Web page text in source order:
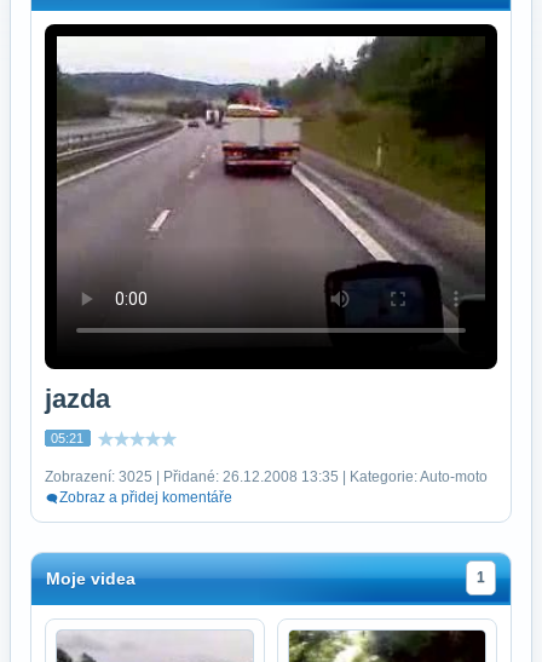
jazda
05:21
Zobrazení: 3025 | Přidané: 26.12.2008 13:35 | Kategorie: Auto-moto
Zobraz a přidej komentáře
Moje videa 1